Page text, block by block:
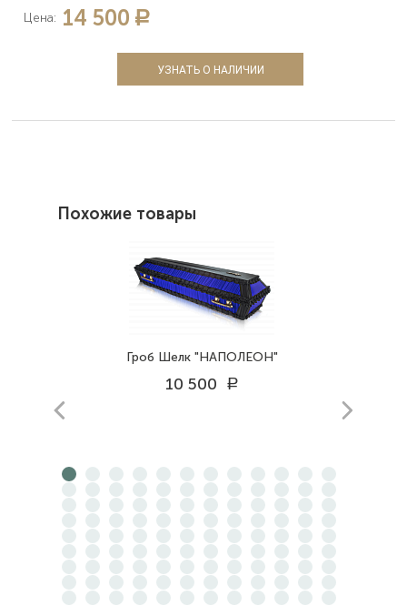
Цена: 14 500 a
УЗНАТЬ О НАЛИЧИИ
Похожие товары
Гроб Шелк "НАПОЛЕОН"
10 500 a
prev next